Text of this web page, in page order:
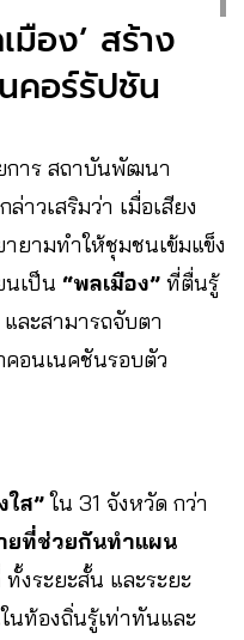
มือง’ สร้าง
คอร์รัปชัน
การ สถาบันพัฒนา
าวเสริมว่า เมื่อเสียง
ยามทำให้ชุมชนเข้มแข็ง
นเป็น “พลเมือง” ที่ตื่นรู้
ละสามารถจับตา
อนเนคชันรอบตัว
ใส”ใน 31 จังหวัด กว่า
ยที่ช่วยกันทำแผน
ทั้งระยะสั้น และระยะ
นท้องถิ่นรู้เท่าทันและ